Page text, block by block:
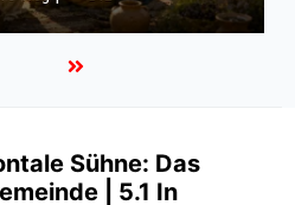
Sühne: Das
| 5.1 In